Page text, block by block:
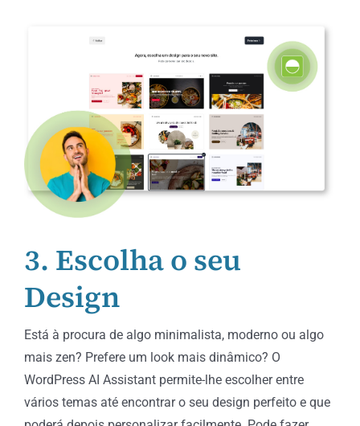
3. Escolha o seu
Design
Está à procura de algo minimalista, moderno ou algo
mais zen? Prefere um look mais dinâmico? O
WordPress AI Assistant permite-lhe escolher entre
vários temas até encontrar o seu design perfeito e que